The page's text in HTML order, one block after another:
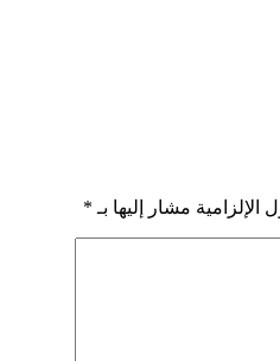
الإلزامية مشار إليها بـ *